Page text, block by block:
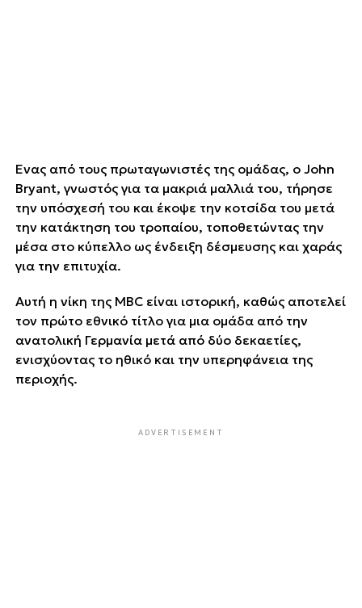
Ένας από τους πρωταγωνιστές της ομάδας, ο John
Bryant, γνωστός για τα μακριά μαλλιά του, τήρησε
την υπόσχεσή του και έκοψε την κοτσίδα του μετά
την κατάκτηση του τροπαίου, τοποθετώντας την
μέσα στο κύπελλο ως ένδειξη δέσμευσης και χαράς
για την επιτυχία.
Αυτή η νίκη της MBC είναι ιστορική, καθώς αποτελεί
τον πρώτο εθνικό τίτλο για μια ομάδα από την
ανατολική Γερμανία μετά από δύο δεκαετίες,
ενισχύοντας το ηθικό και την υπερηφάνεια της
περιοχής.
ADVERTISEMENT